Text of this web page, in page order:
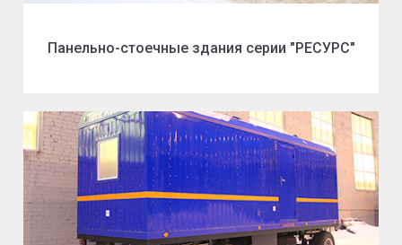
Панельно-стоечные здания серии "РЕСУРС"